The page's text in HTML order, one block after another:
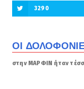
3290
ΟΙ
στην ΜΑΡΦΙΝ ήταν